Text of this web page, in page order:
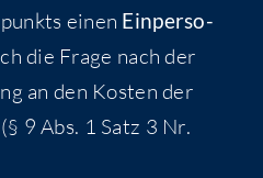
einen Ein­per­so­
die Fra­ge nach der
an den Kos­ten der
(§ 9 Abs. 1 Satz 3 Nr.